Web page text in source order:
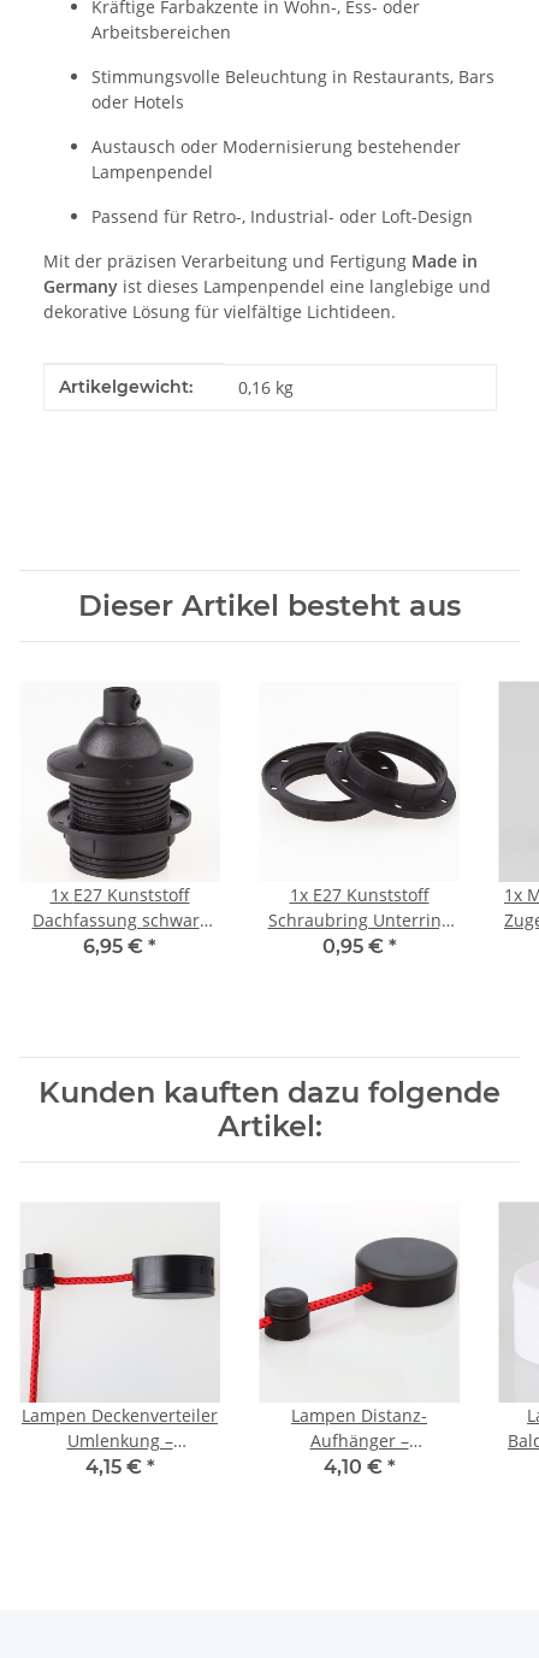
Kräftige Farbakzente in Wohn-, Ess- oder
Arbeitsbereichen
Stimmungsvolle Beleuchtung in Restaurants, Bars
oder Hotels
Austausch oder Modernisierung bestehender
Lampenpendel
Passend für Retro-, Industrial- oder Loft-Design
Mit der präzisen Verarbeitung und Fertigung Made in
Germany ist dieses Lampenpendel eine langlebige und
dekorative Lösung für vielfältige Lichtideen.
Produkteigenschaft
Wert
Artikelgewicht: 0,16 kg
Dieser Artikel besteht aus
1x E27 Kunststoff
Dachfassung schwarz
mit Außengewinde,
6,95 € *
1x E27 Kunststoff
Schraubring Unterring
schwarz für
0,95 € *
1x
Kunden kauften dazu folgende
Artikel:
Lampen Deckenverteiler
Umlenkung –
Affenschaukel mit
4,15 € *
Lampen Distanz-
Aufhänger –
Affenschaukel mit
4,10 € *